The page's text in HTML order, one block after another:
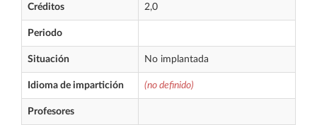
Créditos 2,0
Periodo
Situación No implantada
Idioma de impartición (no definido)
Profesores